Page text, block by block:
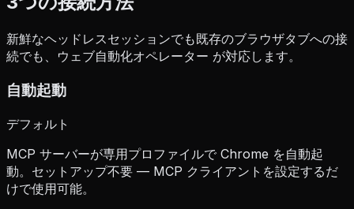
新鮮なヘッドレスセッションでも既存のブラウザタブへの接
続でも、ウェブ自動化オペレーター が対応します。
自動起動
デフォルト
MCP サーバーが専用プロファイルで Chrome を自動起
動。セットアップ不要 — MCP クライアントを設定するだ
けで使用可能。